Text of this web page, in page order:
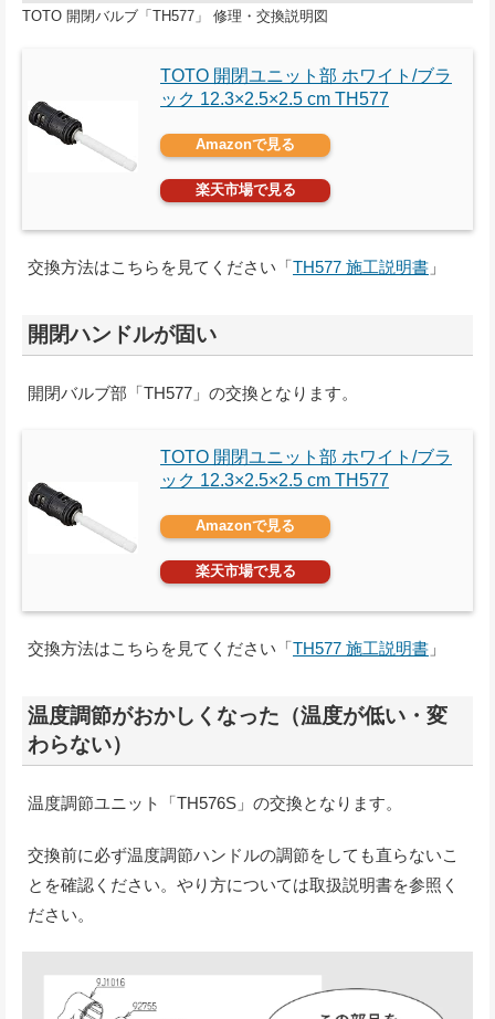
TOTO 開閉バルブ「TH577」 修理・交換説明図
TOTO 開閉ユニット部 ホワイト/ブラ
ック 12.3×2.5×2.5 cm TH577
Amazonで見る
楽天市場で見る
交換方法はこちらを見てください「TH577 施工説明書 」
開閉ハンドルが固い
開閉バルブ部「TH577」の交換となります。
TOTO 開閉ユニット部 ホワイト/ブラ
ック 12.3×2.5×2.5 cm TH577
Amazonで見る
楽天市場で見る
交換方法はこちらを見てください「TH577 施工説明書 」
温度調節がおかしくなった（温度が低い・変
わらない）
温度調節ユニット「TH576S」の交換となります。
交換前に必ず温度調節ハンドルの調節をしても直らないこ
とを確認ください。やり方については取扱説明書を参照く
ださい。